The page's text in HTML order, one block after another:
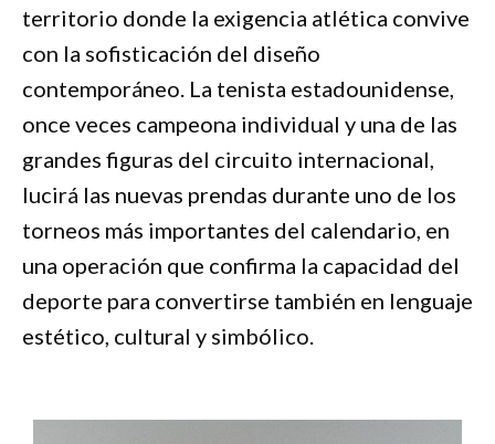
territorio donde la exigencia atlética convive
con la sofisticación del diseño
contemporáneo. La tenista estadounidense,
once veces campeona individual y una de las
grandes figuras del circuito internacional,
lucirá las nuevas prendas durante uno de los
torneos más importantes del calendario, en
una operación que confirma la capacidad del
deporte para convertirse también en lenguaje
estético, cultural y simbólico.